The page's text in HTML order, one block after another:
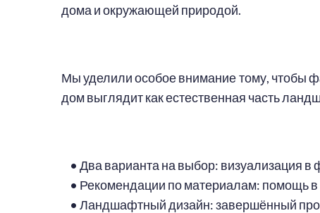
дома и окружающей природой.
Мы уделили особое внимание тому, чтобы
дом выглядит как естественная часть
• Два варианта на выбор: визуализация
• Рекомендации по материалам: помощь в
• Ландшафтный дизайн: завершённый